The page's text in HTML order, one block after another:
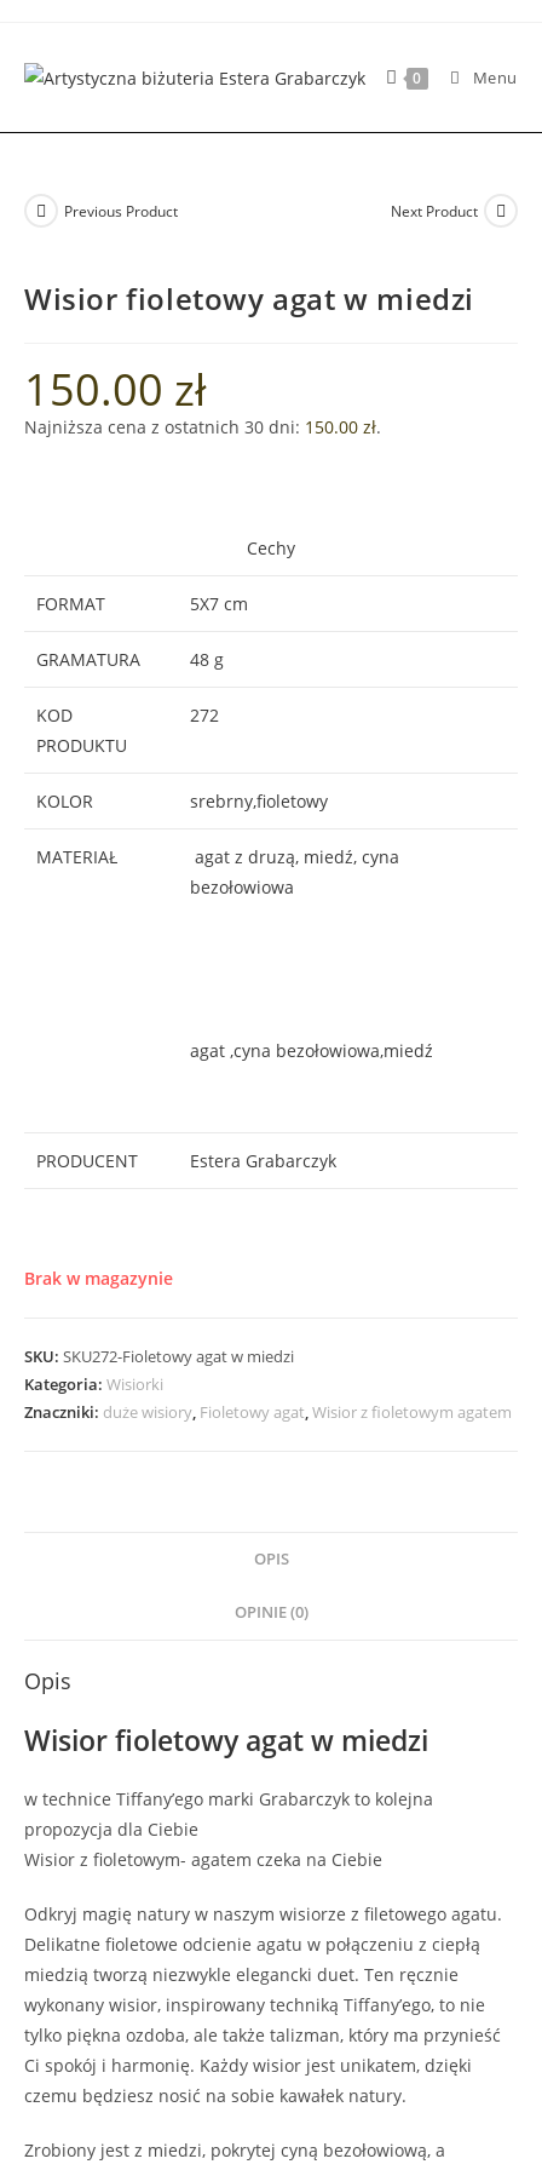
content
0 Menu
Previous Product Next Product
Wisior fioletowy agat w miedzi
150.00 zł
Najniższa cena z ostatnich 30 dni: 150.00 zł.
Cechy
FORMAT 5X7 cm
GRAMATURA 48 g
KOD
PRODUKTU
272
KOLOR srebrny,fioletowy
MATERIAŁ
agat z druzą, miedź, cyna
bezołowiowa
agat ,cyna bezołowiowa,miedź
PRODUCENT Estera Grabarczyk
Brak w magazynie
SKU: SKU272-Fioletowy agat w miedzi
Kategoria: Wisiorki
Znaczniki: duże wisiory, Fioletowy agat,Wisior z fioletowym agatem
OPIS
OPINIE (0)
Opis
Wisior fioletowy agat w miedzi
w technice Tiffany’ego marki Grabarczyk to kolejna
propozycja dla Ciebie
Wisior z fioletowym- agatem czeka na Ciebie
Odkryj magię natury w naszym wisiorze z filetowego agatu.
Delikatne fioletowe odcienie agatu w połączeniu z ciepłą
miedzią tworzą niezwykle elegancki duet. Ten ręcznie
wykonany wisior, inspirowany techniką Tiffany’ego, to nie
tylko piękna ozdoba, ale także talizman, który ma przynieść
Ci spokój i harmonię. Każdy wisior jest unikatem, dzięki
czemu będziesz nosić na sobie kawałek natury.
Zrobiony jest z miedzi, pokrytej cyną bezołowiową, a